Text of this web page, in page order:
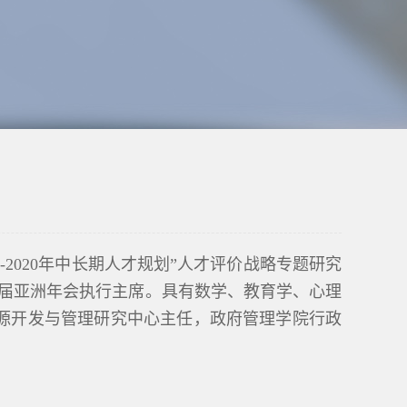
2020年中长期人才规划”人才评价战略专题研究
亚洲年会执行主席。具有数学、教育学、心理
开发与管理研究中心主任，政府管理学院行政